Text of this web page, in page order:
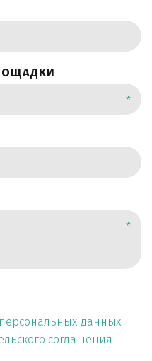
*
*
персональных данных
соглашения